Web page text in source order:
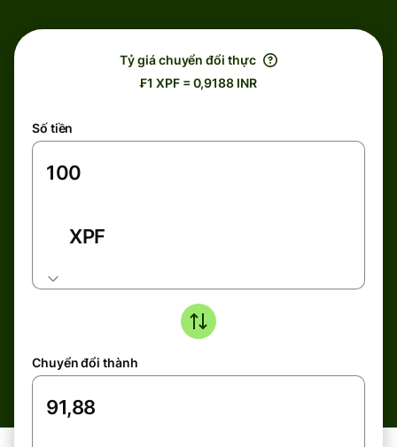
Tỷ giá chuyển đổi thực
₣1 XPF = 0,9188 INR
Số tiền
XPF
Chuyển đổi thành